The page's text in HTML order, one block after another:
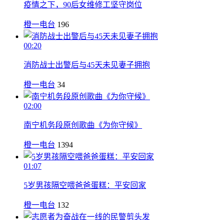
疫情之下，90后女维修工坚守岗位
橙一电台 196
00:20
消防战士出警后与45天未见妻子拥抱
橙一电台 34
02:00
南宁机务段原创歌曲《为你守候》
橙一电台 1394
01:07
5岁男孩隔空喂爸爸蛋糕：平安回家
橙一电台 132